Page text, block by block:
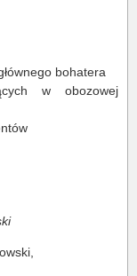
bohatera
w obozowej